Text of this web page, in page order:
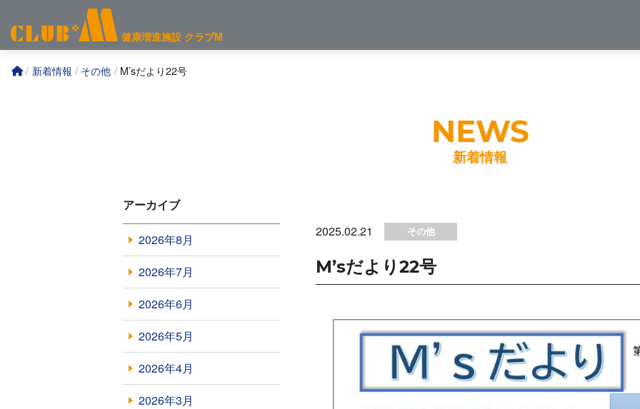
テ
健康増進施設クラブM
新着情報 その他 M’sだより22号
新着情報
2025.02.21 その他
M’sだより22号
アーカイブ
2026年8月
2026年7月
2026年6月
2026年5月
2026年4月
2026年3月